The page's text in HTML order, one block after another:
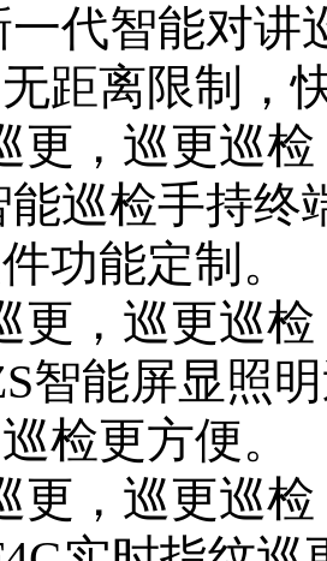
一代智能对讲
距离限制，
更，巡更巡
能巡检手持终
功能定制。
更，巡更巡
智能屏显照
检更方便。
更，巡更巡